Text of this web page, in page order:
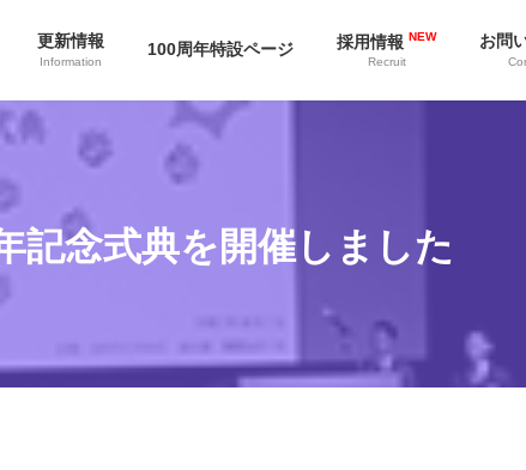
更新情報
Information
100周年特設ページ 採用情報
NEW
Recruit
お問
記念式典を開催しました